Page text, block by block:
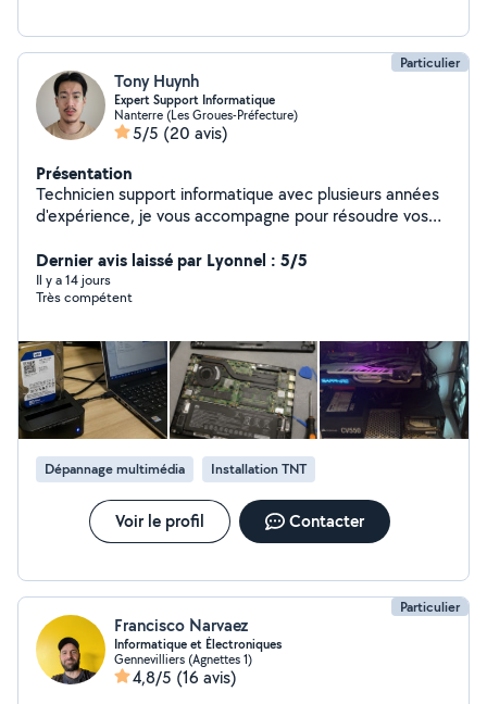
Particulier
Tony Huynh
Expert Support Informatique
Nanterre (Les Groues-Préfecture)
5/5 (20 avis)
Présentation
Technicien support informatique avec plusieurs années
d'expérience, je vous accompagne pour résoudre vos
Mes services : Dépannage PC (lenteurs, bugs,
optimisation, nettoyage) Installation et configuration
logiciels Paramétrage imprimantes, Wi-Fi, box internet
connectés Sauvegarde et transfert de données Aide à
distance avec prise en main sécurisée Formé sur
Microsoft 365, je maîtrise l'environnement Office 365
côté utilisateur et administration : Outlook, Teams,
OneDrive, SharePoint et gestion des outils collaboratifs.
Passionné par les nouvelles technologies, j'utilise
également l'intelligence artificielle (création de prompts
avancés) ainsi que des outils no-code pour automatiser
des tâches et améliorer la productivité. Sérieux, patient
et pédagogue, je prends le temps de vous
selon vos besoins.
Dernier avis laissé par Lyonnel : 5/5
Il y a 14 jours
Très compétent
Dépannage multimédia Installation TNT
Voir le profil Contacter
Particulier
Francisco Narvaez
Informatique et Électroniques
Gennevilliers (Agnettes 1)
4,8/5 (16 avis)